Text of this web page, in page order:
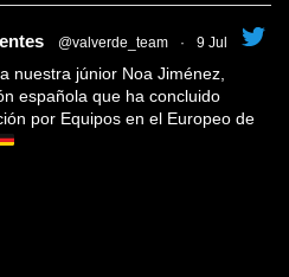
@valverde_team · 9 Jul
nuestra júnior Noa Jiménez,
española que ha concluido
por Equipos en el Europeo de